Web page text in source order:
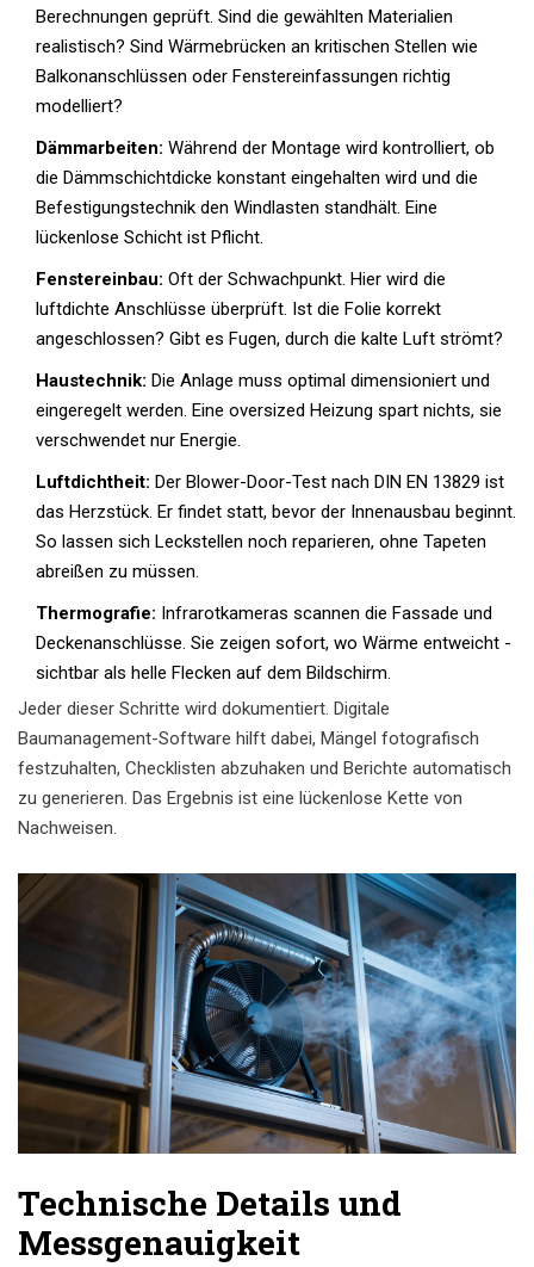
Berechnungen geprüft. Sind die gewählten Materialien
realistisch? Sind Wärmebrücken an kritischen Stellen wie
Balkonanschlüssen oder Fenstereinfassungen richtig
modelliert?
Dämmarbeiten: Während der Montage wird kontrolliert, ob
die Dämmschichtdicke konstant eingehalten wird und die
Befestigungstechnik den Windlasten standhält. Eine
lückenlose Schicht ist Pflicht.
Fenstereinbau: Oft der Schwachpunkt. Hier wird die
luftdichte Anschlüsse überprüft. Ist die Folie korrekt
angeschlossen? Gibt es Fugen, durch die kalte Luft strömt?
Haustechnik: Die Anlage muss optimal dimensioniert und
eingeregelt werden. Eine oversized Heizung spart nichts, sie
verschwendet nur Energie.
Luftdichtheit: Der Blower-Door-Test nach DIN EN 13829 ist
das Herzstück. Er findet statt, bevor der Innenausbau beginnt.
So lassen sich Leckstellen noch reparieren, ohne Tapeten
abreißen zu müssen.
Thermografie: Infrarotkameras scannen die Fassade und
Deckenanschlüsse. Sie zeigen sofort, wo Wärme entweicht -
sichtbar als helle Flecken auf dem Bildschirm.
Jeder dieser Schritte wird dokumentiert. Digitale
Baumanagement-Software hilft dabei, Mängel fotografisch
festzuhalten, Checklisten abzuhaken und Berichte automatisch
zu generieren. Das Ergebnis ist eine lückenlose Kette von
Nachweisen.
Technische Details und
Messgenauigkeit